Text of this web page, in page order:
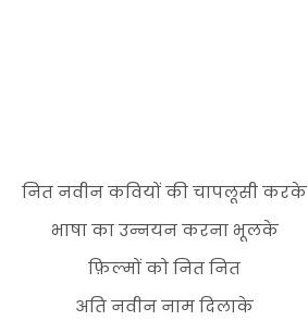
नित नवीन कवियों की चापलूसी करके
भाषा का उन्नयन करना भूलके
फ़िल्मों को नित नित
अति नवीन नाम दिलाके